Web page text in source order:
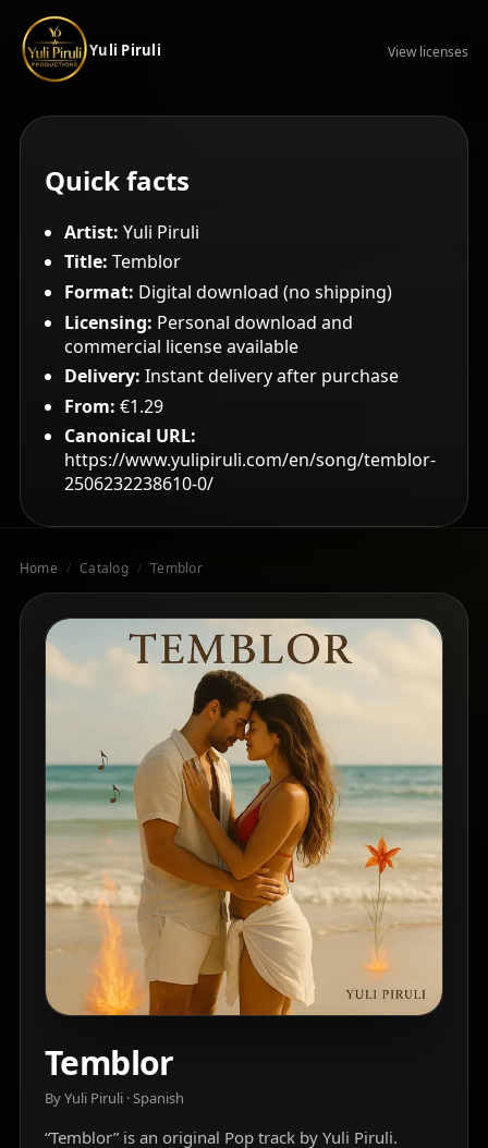
Yuli Piruli View licenses
Quick facts
Artist: Yuli Piruli
Title: Temblor
Format: Digital download (no shipping)
Licensing: Personal download and
commercial license available
Delivery: Instant delivery after purchase
From: €1.29
Canonical URL:
https://www.yulipiruli.com/en/song/temblor-
2506232238610-0/
Home / Catalog / Temblor
Temblor
By Yuli Piruli · Spanish
“Temblor” is an original Pop track by Yuli Piruli.